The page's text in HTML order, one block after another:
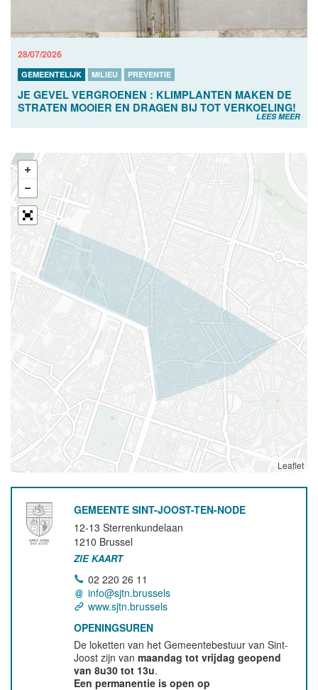
28/07/2026
GEMEENTELIJK MILIEU PREVENTIE
JE GEVEL VERGROENEN : KLIMPLANTEN MAKEN DE
STRATEN MOOIER EN DRAGEN BIJ TOT VERKOELING!
LEES MEER
Leaflet
GEMEENTE SINT-JOOST-TEN-NODE
12-13 Sterrenkundelaan
1210 Brussel
ZIE KAART
02 220 26 11
info@sjtn.brussels
www.sjtn.brussels
OPENINGSUREN
De loketten van het Gemeentebestuur van Sint-
Joost zijn vanmaandag tot vrijdag geopend
van 8u30 tot 13u.
Een permanentie is open op